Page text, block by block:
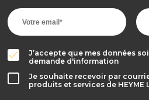
J’accepte que mes données
demande d'information
Je souhaite recevoir par
produits et services de HEYME